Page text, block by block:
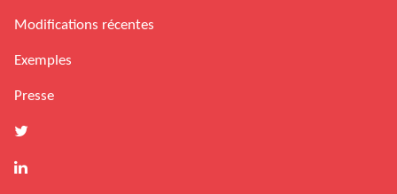
Modifications récentes
Exemples
Presse